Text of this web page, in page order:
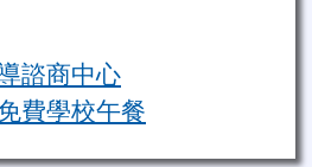
諮商中心
費學校午餐